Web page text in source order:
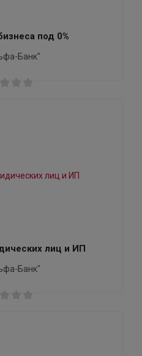
под 0%
Банк"
лиц и ИП
Банк"